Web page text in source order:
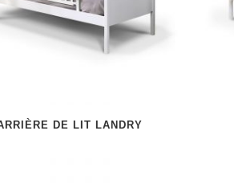
DE LIT LANDRY